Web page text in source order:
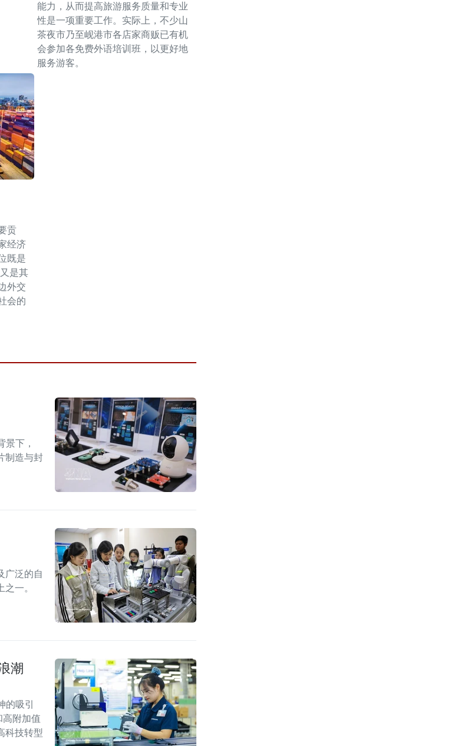
能力，从而提高旅游服务质量和专业
性是一项重要工作。实际上，不少山
茶夜市乃至岘港市各店家商贩已有机
会参加各免费外语培训班，以更好地
服务游客。
贡
经济
既是
是其
外交
会的
下，
制造与封
广泛的自
一。
潮
的吸引
附加值
科技转型